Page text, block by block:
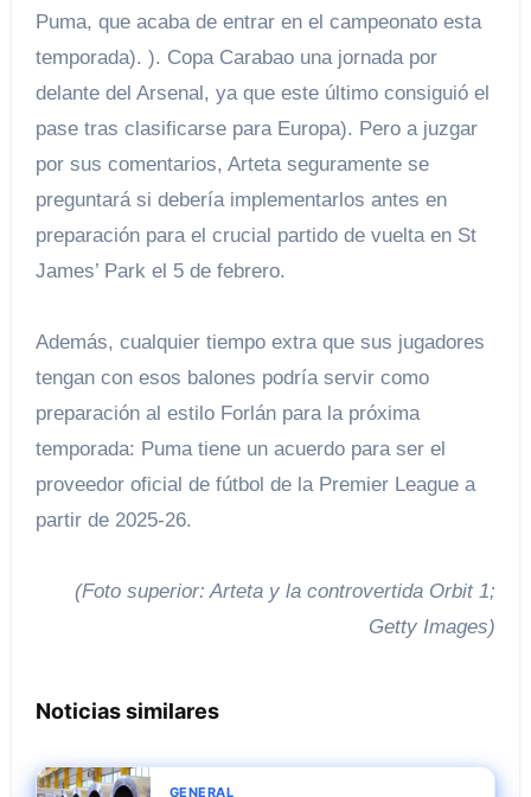
Puma, que acaba de entrar en el campeonato esta
temporada). ). Copa Carabao una jornada por
delante del Arsenal, ya que este último consiguió el
pase tras clasificarse para Europa). Pero a juzgar
por sus comentarios, Arteta seguramente se
preguntará si debería implementarlos antes en
preparación para el crucial partido de vuelta en St
James’ Park el 5 de febrero.
Además, cualquier tiempo extra que sus jugadores
tengan con esos balones podría servir como
preparación al estilo Forlán para la próxima
temporada: Puma tiene un acuerdo para ser el
proveedor oficial de fútbol de la Premier League a
partir de 2025-26.
(Foto superior: Arteta y la controvertida Orbit 1;
Getty Images)
Noticias similares
GENERAL